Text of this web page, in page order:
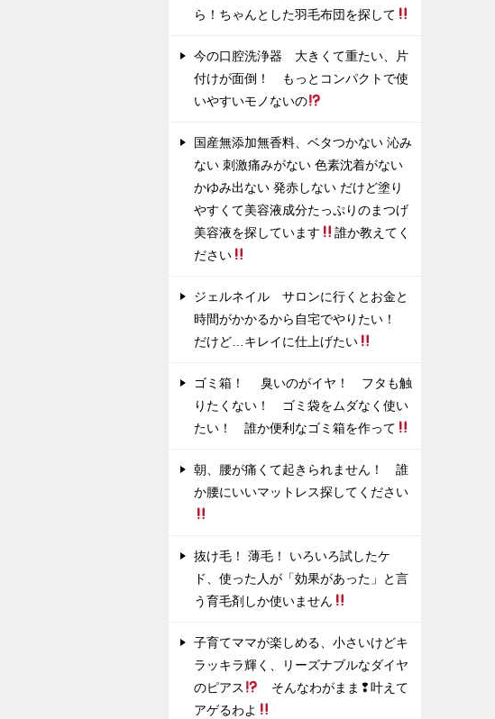
ら！ちゃんとした羽毛布団を探して
今の口腔洗浄器 大きくて重たい、片
付けが面倒！ もっとコンパクトで使
いやすいモノないの
国産無添加無香料、ベタつかない 沁み
ない 刺激痛みがない 色素沈着がない
かゆみ出ない 発赤しない だけど塗り
やすくて美容液成分たっぷりのまつげ
美容液を探しています
誰か教えてく
ださい
ジェルネイル サロンに行くとお金と
時間がかかるから自宅でやりたい！
だけど…キレイに仕上げたい
ゴミ箱！ 臭いのがイヤ！ フタも触
りたくない！ ゴミ袋をムダなく使い
たい！ 誰か便利なゴミ箱を作って
朝、腰が痛くて起きられません！ 誰
か腰にいいマットレス探してください
抜け毛！ 薄毛！ いろいろ試したケ
ド、使った人が「効果があった」と言
う育毛剤しか使いません
子育てママが楽しめる、小さいけどキ
ラッキラ輝く、リーズナブルなダイヤ
のピアス
そんなわがまま❢叶えて
アゲるわよ